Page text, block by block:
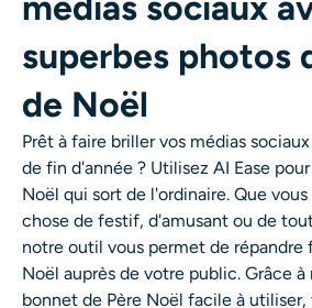
superbes photos
de Noël
Prêt à faire briller vos médias
de fin d'année ? Utilisez AI Ease
Noël qui sort de l'ordinaire. Que
chose de festif, d'amusant ou de
notre outil vous permet de
Noël auprès de votre public. Grâce
bonnet de Père Noël facile à utiliser,